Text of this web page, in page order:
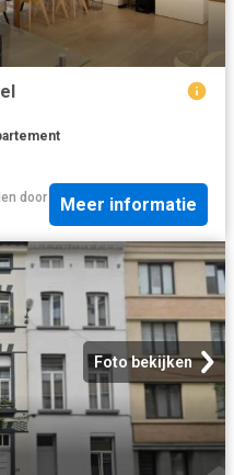
door
Meer informatie
Foto bekijken